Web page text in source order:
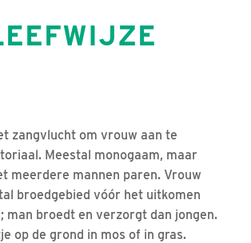
zangvlucht om vrouw aan te
Meestal monogaam, maar
meerdere mannen paren. Vrouw
broedgebied vóór het uitkomen
man broedt en verzorgt dan jongen.
op de grond in mos of in gras.